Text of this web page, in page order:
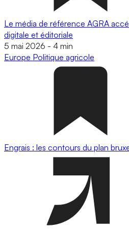
Le média de référence AGRA
digitale et éditoriale
5 mai 2026 - 4 min
Europe Politique agricole
Engrais : les contours du plan